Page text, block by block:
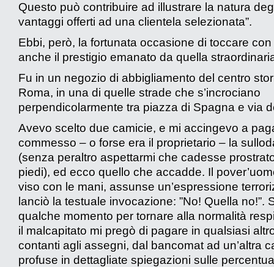
Questo può contribuire ad illustrare la natura
vantaggi offerti ad una clientela selezionata”.
Ebbi, però, la fortunata occasione di toccare
anche il prestigio emanato da quella
Fu in un negozio di abbigliamento del centro
Roma, in una di quelle strade che s’incrociano
perpendicolarmente tra piazza di Spagna e via
Avevo scelto due camicie, e mi accingevo a
commesso – o forse era il proprietario – la
(senza peraltro aspettarmi che cadesse
piedi), ed ecco quello che accadde. Il
viso con le mani, assunse un’espressione
lanciò la testuale invocazione: ”No! Quella no!”.
qualche momento per tornare alla normalità
il malcapitato mi pregò di pagare in qualsiasi
contanti agli assegni, dal bancomat ad un’altra
profuse in dettagliate spiegazioni sulle